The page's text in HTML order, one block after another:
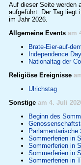
Auf dieser Seite werden
aufgeführt. Der Tag liegt
im Jahr 2026.
Allgemeine Events am
Brate-Eier-auf-
Independence Day
Nationaltag der
Religiöse Ereignisse
Ulrichstag
Sonstige am 4. Juli
Beginn des
Parlamentarische
Sommerferien in
Sommerferien in
Sommerferien in
Sommerferien in